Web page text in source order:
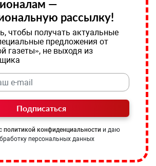
—
рассылку!
чтобы получать актуальные
предложения от
газеты», не выходя из
Подписаться
политикой конфиденциальности и даю
персональных данных